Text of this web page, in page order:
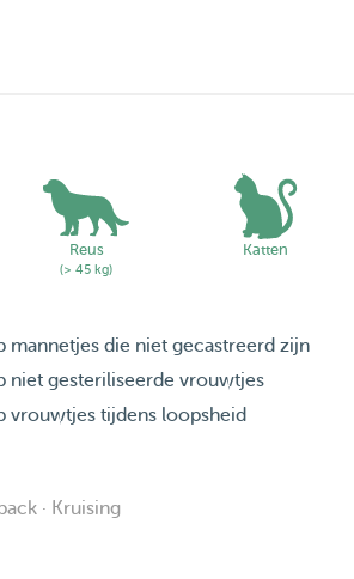
Reus
(> 45 kg)
Katten
mannetjes die niet gecastreerd zijn
niet gesteriliseerde vrouwtjes
vrouwtjes tijdens loopsheid
· Kruising